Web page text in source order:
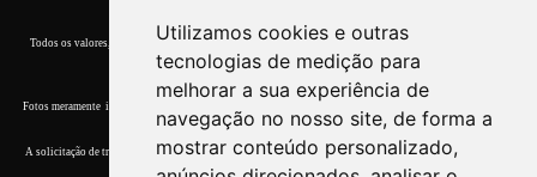
Utilizamos cookies e outras
tecnologias de medição para
melhorar a sua experiência de
navegação no nosso site, de forma a
mostrar conteúdo personalizado,
Todos os valores, promoções e condições de pagamento deste site referem-se apenas a compras efetuadas
nesta Loja Virtual.
Fotos meramente ilustrativas. Garantia de entrega dos produtos terminar o estoque. Quaisquer dúvidas, por
favor, entre em contato conosco.
A solicitação de troca devera ser comunicada aoAtendimentoem até 7 (sete) dias corridos, a contar da data
do recebimento.